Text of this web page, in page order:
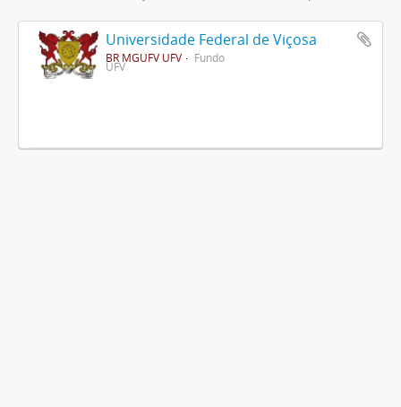
Universidade Federal de Viçosa
BR MGUFV UFV Fundo
UFV